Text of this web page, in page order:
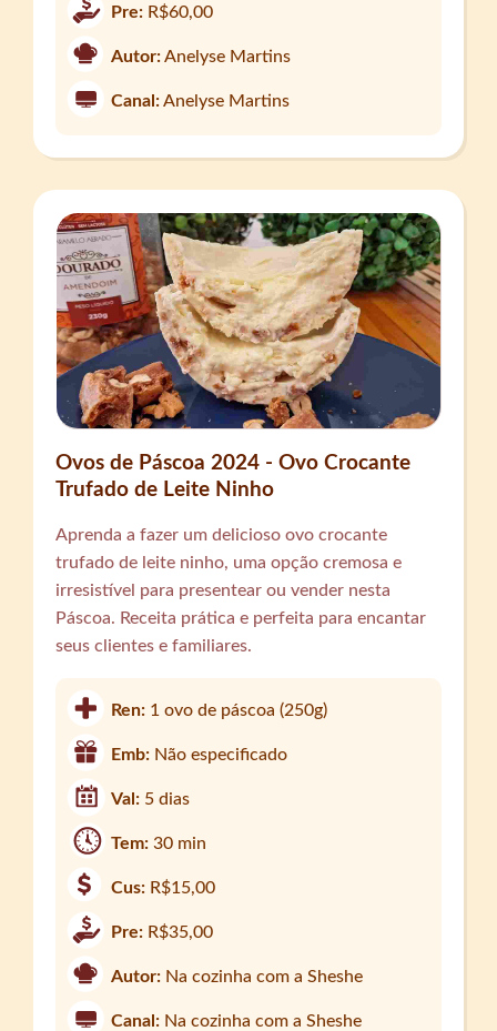
Pre: R$60,00
Autor:Anelyse Martins
Canal:Anelyse Martins
Ovos de Páscoa 2024 - Ovo Crocante
Trufado de Leite Ninho
Aprenda a fazer um delicioso ovo crocante
trufado de leite ninho, uma opção cremosa e
irresistível para presentear ou vender nesta
Páscoa. Receita prática e perfeita para encantar
seus clientes e familiares.
Ren: 1 ovo de páscoa (250g)
Emb: Não especificado
Val: 5 dias
Tem:30 min
Cus: R$15,00
Pre: R$35,00
Autor: Na cozinha com a Sheshe
Canal: Na cozinha com a Sheshe